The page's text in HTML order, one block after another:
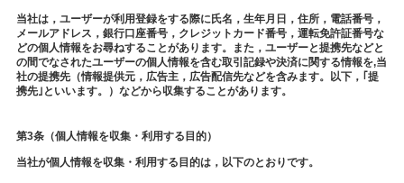
当社は，ユーザーが利用登録をする際に氏名，生年月日，住所，電話番号，
メールアドレス，銀行口座番号，クレジットカード番号，運転免許証番号な
どの個人情報をお尋ねすることがあります。また，ユーザーと提携先などと
の間でなされたユーザーの個人情報を含む取引記録や決済に関する情報を,当
社の提携先（情報提供元，広告主，広告配信先などを含みます。以下，｢提
携先｣といいます。）などから収集することがあります。
第3条（個人情報を収集・利用する目的）
当社が個人情報を収集・利用する目的は，以下のとおりです。